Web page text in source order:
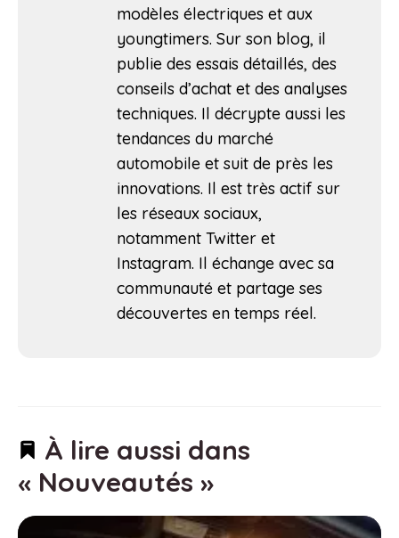
modèles électriques et aux
youngtimers. Sur son blog, il
publie des essais détaillés, des
conseils d’achat et des analyses
techniques. Il décrypte aussi les
tendances du marché
automobile et suit de près les
innovations. Il est très actif sur
les réseaux sociaux,
notamment Twitter et
Instagram. Il échange avec sa
communauté et partage ses
découvertes en temps réel.
À lire aussi dans
« Nouveautés »